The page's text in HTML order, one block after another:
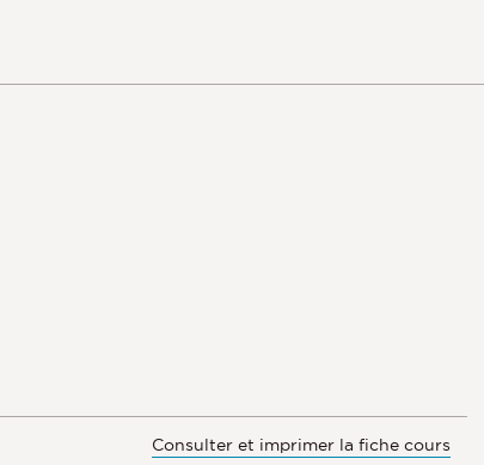
Consulter et imprimer la fiche cours